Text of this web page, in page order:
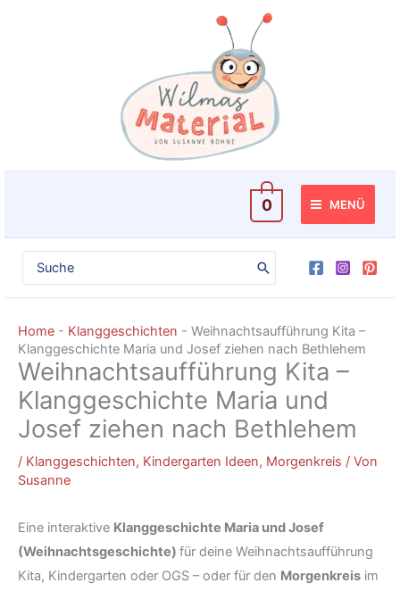
0 MENÜ
Search
for:
Home - Klanggeschichten - Weihnachtsaufführung Kita –
Klanggeschichte Maria und Josef ziehen nach Bethlehem
Weihnachtsaufführung Kita –
Klanggeschichte Maria und
Josef ziehen nach Bethlehem
/ Klanggeschichten, Kindergarten Ideen, Morgenkreis / Von
Susanne
Eine interaktive Klanggeschichte Maria und Josef
(Weihnachtsgeschichte) für deine Weihnachtsaufführung
Kita, Kindergarten oder OGS – oder für den Morgenkreis im